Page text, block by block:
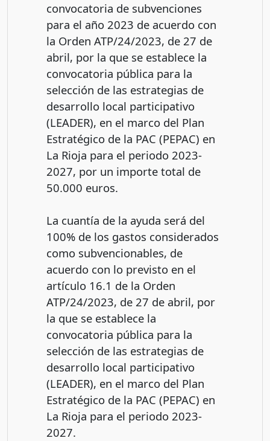
convocatoria de subvenciones
para el año 2023 de acuerdo con
la Orden ATP/24/2023, de 27 de
abril, por la que se establece la
convocatoria pública para la
selección de las estrategias de
desarrollo local participativo
(LEADER), en el marco del Plan
Estratégico de la PAC (PEPAC) en
La Rioja para el periodo 2023-
2027, por un importe total de
50.000 euros.
La cuantía de la ayuda será del
100% de los gastos considerados
como subvencionables, de
acuerdo con lo previsto en el
artículo 16.1 de la Orden
ATP/24/2023, de 27 de abril, por
la que se establece la
convocatoria pública para la
selección de las estrategias de
desarrollo local participativo
(LEADER), en el marco del Plan
Estratégico de la PAC (PEPAC) en
La Rioja para el periodo 2023-
2027.